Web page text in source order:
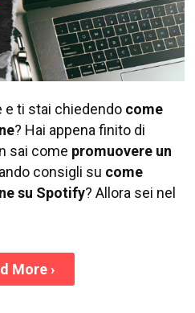
e ti stai chiedendo come
? Hai appena finito di
sai come promuovere un
consigli su come
su Spotify? Allora sei nel
More ›